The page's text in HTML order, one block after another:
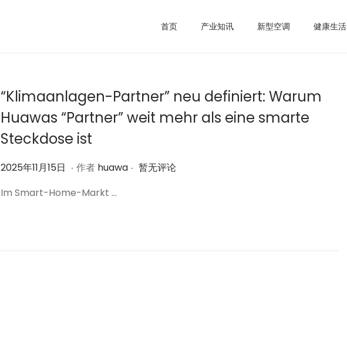
首页 产业知讯 新型空调 健康生活
“Klimaanlagen-Partner” neu definiert: Warum
Huawas “Partner” weit mehr als eine smarte
Steckdose ist
作
2025年11月15日 2
2
. 作者 huawa . 暂无评论
Im Smart-Home-Markt …